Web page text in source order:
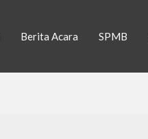
Berita Acara SPMB